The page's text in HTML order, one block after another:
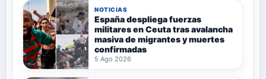
NOTICIAS
España despliega fuerzas
militares en Ceuta tras avalancha
masiva de migrantes y muertes
confirmadas
5 Ago 2026